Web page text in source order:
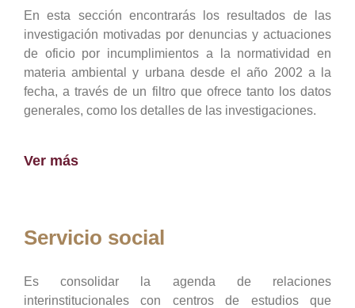
En esta sección encontrarás los resultados de las
investigación motivadas por denuncias y actuaciones
de oficio por incumplimientos a la normatividad en
materia ambiental y urbana desde el año 2002 a la
fecha, a través de un filtro que ofrece tanto los datos
generales, como los detalles de las investigaciones.
Ver más
Servicio social
Es consolidar la agenda de relaciones
interinstitucionales con centros de estudios que